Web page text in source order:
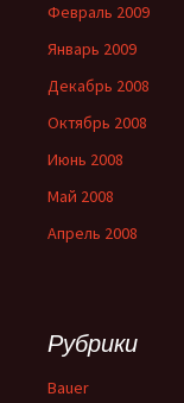
Февраль 2009
Январь 2009
Декабрь 2008
Октябрь 2008
Июнь 2008
Май 2008
Апрель 2008
Рубрики
Bauer